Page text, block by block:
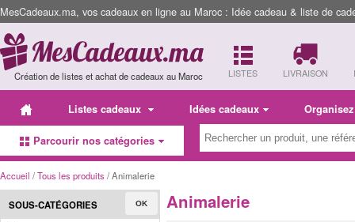
MesCadeaux.ma, vos cadeaux en ligne au Maroc : Idée cadeau & liste de
Création de listes et achat de cadeaux au Maroc LISTES LIVRAISON
Listes cadeaux Idées cadeaux
Parcourir nos catégories
Accueil /Tous les produits / Animalerie
SOUS-CATÉGORIES OK Animalerie